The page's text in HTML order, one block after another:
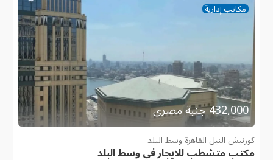
مكاتب إدارية
432,000 جنية مصرى
كورنيش النيل القاهرة وسط البلد
مكتب متشطب للايجار في وسط البلد